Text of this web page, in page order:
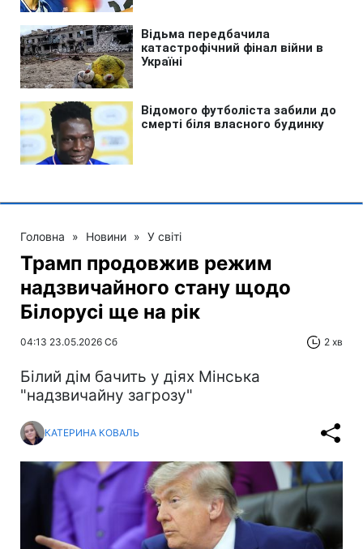
Головна » Новини » У світі
Трамп продовжив режим
надзвичайного стану щодо
Білорусі ще на рік
04:13 23.05.2026 Сб 2 хв
Білий дім бачить у діях Мінська
"надзвичайну загрозу"
КАТЕРИНА КОВАЛЬ